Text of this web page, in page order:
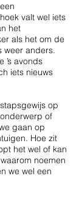
valt wel iets
het
als het om de
weer anders.
’s avonds
iets nieuws
op
of
gaan op
Hoe zit
het wel of kan
noemen
we wel een